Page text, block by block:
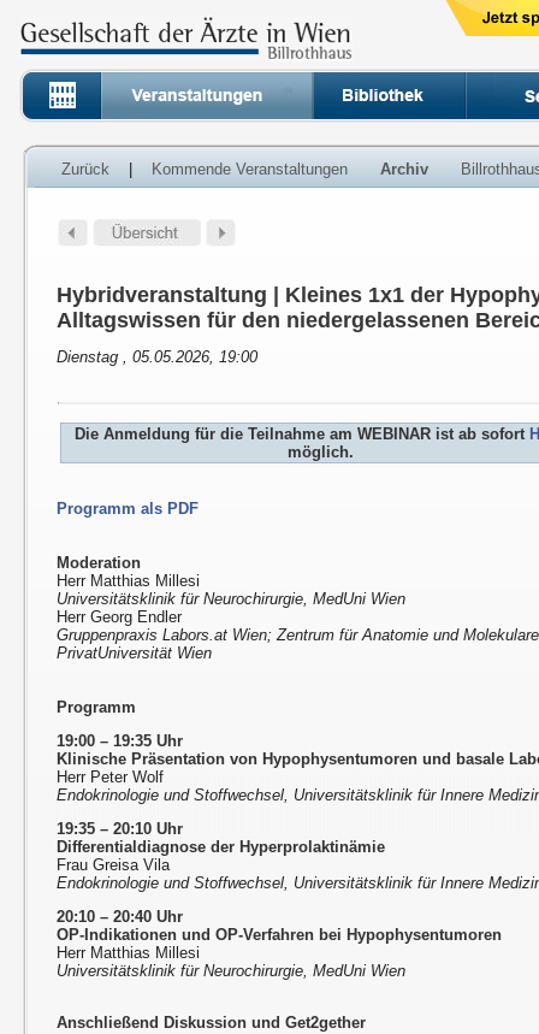
Zurück Kommende Veranstaltungen Archiv
Hybridveranstaltung | Kleines 1x1 der
Alltagswissen für den niedergelassenen
Dienstag , 05.05.2026, 19:00
Die Anmeldung für die Teilnahme am WEBINAR ist ab sofort
möglich.
Programm als PDF
Moderation
Herr Matthias Millesi
Universitätsklinik für Neurochirurgie, MedUni Wien
Herr Georg Endler
Gruppenpraxis Labors.at Wien; Zentrum für Anatomie und
PrivatUniversität Wien
Programm
19:00 – 19:35 Uhr
Klinische Präsentation von Hypophysentumoren und basale
Herr Peter Wolf
Endokrinologie und Stoffwechsel, Universitätsklinik für Innere
19:35 – 20:10 Uhr
Differentialdiagnose der Hyperprolaktinämie
Frau Greisa Vila
Endokrinologie und Stoffwechsel, Universitätsklinik für Innere
20:10 – 20:40 Uhr
OP-Indikationen und OP-Verfahren bei Hypophysentumoren
Herr Matthias Millesi
Universitätsklinik für Neurochirurgie, MedUni Wien
Anschließend Diskussion und Get2gether